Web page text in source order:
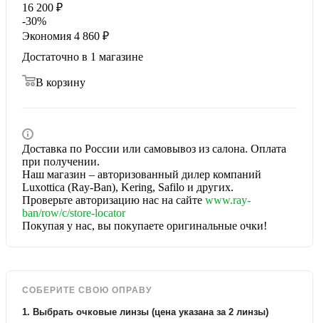
16 200 ₽
-30%
Экономия 4 860 ₽
Достаточно в 1 магазине
В корзину
Доставка по России или самовывоз из салона. Оплата
при получении.
Наш магазин – авторизованный дилер компаний
Luxottica (Ray-Ban), Kering, Safilo и других.
Проверьте авторизацию нас на сайте www.ray-
ban/row/c/store-locator
Покупая у нас, вы покупаете оригинальные очки!
СОБЕРИТЕ СВОЮ ОПРАВУ
1. Выбрать очковые линзы (цена указана за 2 линзы)